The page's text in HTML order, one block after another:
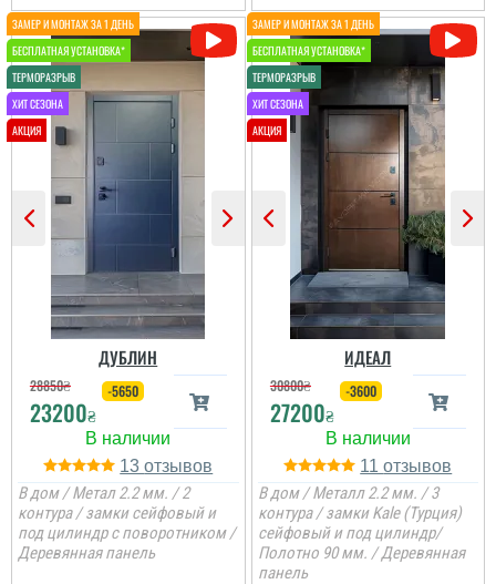
ДУБЛИН
28850₴
23200₴
-5650
13
В дом / Метал 2.2 мм. / 2
контура / замки сейфовый и
под цилиндр с поворотником /
Деревянная панель
ИДЕАЛ
30800₴
27200₴
-3600
11
В дом / Металл 2.2 мм. / 3
контура / замки Kale (Турция)
сейфовый и под цилиндр/
Полотно 90 мм. / Деревянная
панель